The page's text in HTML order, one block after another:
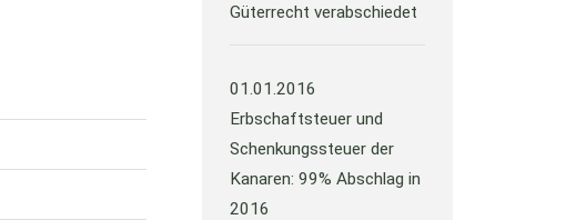
Güterrecht verabschiedet
01.01.2016
Erbschaftsteuer und
Schenkungssteuer der
Kanaren: 99% Abschlag in
2016